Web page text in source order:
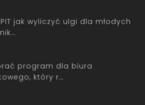
jak wyliczyć ulgi dla młodych
program dla biura
który r…